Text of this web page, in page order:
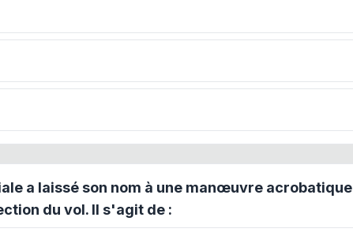
a laissé son nom à une manœuvre acrobatique
du vol. Il s'agit de :